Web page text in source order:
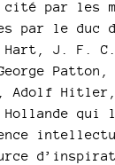
par les
par le duc
J. F.
Patton,
Adolf
qui